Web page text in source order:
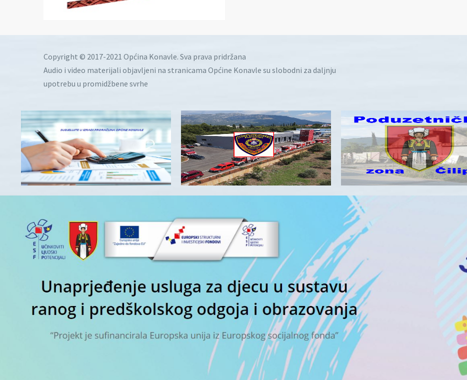
Copyright © 2017-2021 Općina Konavle. Sva prava pridržana
Audio i video materijali objavljeni na stranicama Općine Konavle su slobodni za daljnju
upotrebu u promidžbene svrhe